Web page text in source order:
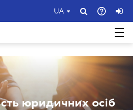
UA
юридичних осіб